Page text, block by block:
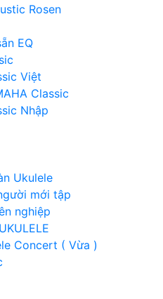
Rosen
EQ
Việt
Classic
Nhập
Ukulele
mới tập
nghiệp
Concert ( Vừa )